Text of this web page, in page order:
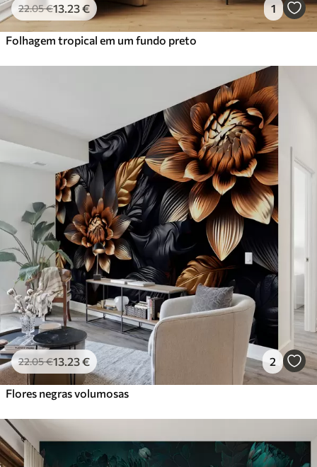
22.05€13 .23€ 1
Folhagem tropical em um fundo preto
22.05€13 .23€ 2
Flores negras volumosas